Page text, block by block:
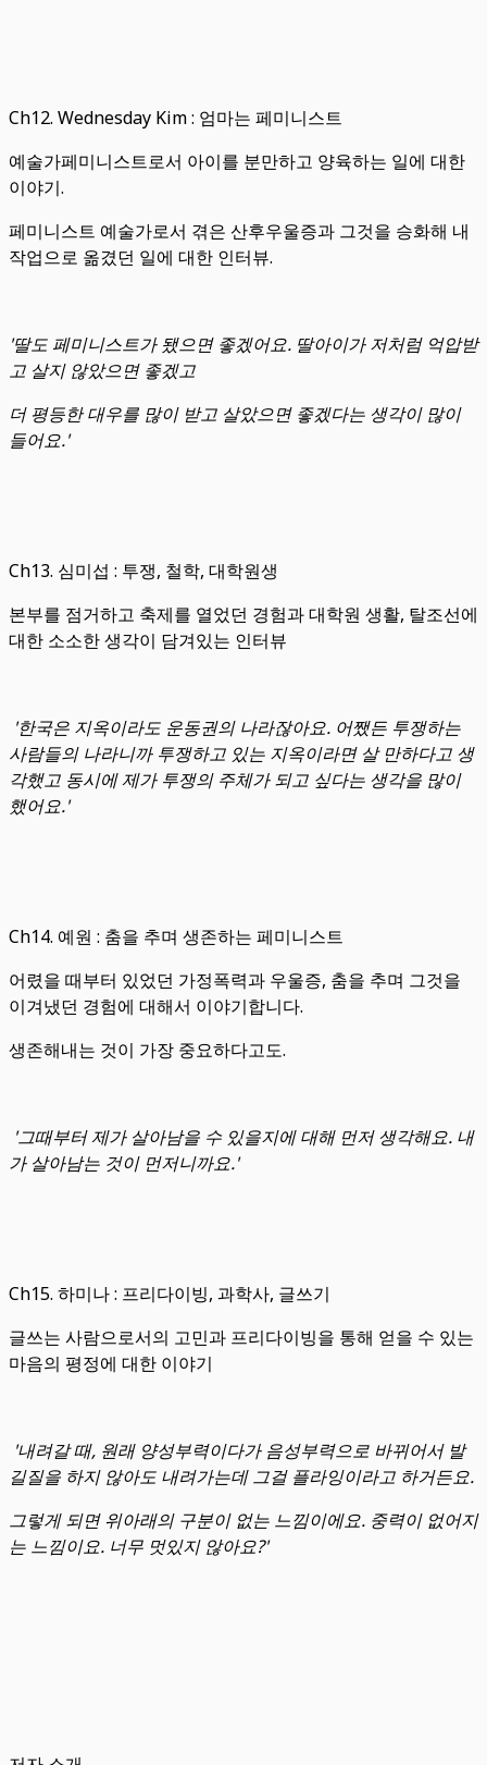
Ch12. Wednesday Kim : 엄마는 페미니스트
예술가페미니스트로서 아이를 분만하고 양육하는 일에 대한
이야기.
페미니스트 예술가로서 겪은 산후우울증과 그것을 승화해 내
작업으로 옮겼던 일에 대한 인터뷰.
'딸도 페미니스트가 됐으면 좋겠어요. 딸아이가 저처럼 억압받
고 살지 않았으면 좋겠고
더 평등한 대우를 많이 받고 살았으면 좋겠다는 생각이 많이
들어요.'
Ch13. 심미섭 : 투쟁, 철학, 대학원생
본부를 점거하고 축제를 열었던 경험과 대학원 생활, 탈조선에
대한 소소한 생각이 담겨있는 인터뷰
'한국은 지옥이라도 운동권의 나라잖아요. 어쨌든 투쟁하는
사람들의 나라니까 투쟁하고 있는 지옥이라면 살 만하다고 생
각했고 동시에 제가 투쟁의 주체가 되고 싶다는 생각을 많이
했어요.'
Ch14. 예원 : 춤을 추며 생존하는 페미니스트
어렸을 때부터 있었던 가정폭력과 우울증, 춤을 추며 그것을
이겨냈던 경험에 대해서 이야기합니다.
생존해내는 것이 가장 중요하다고도.
'그때부터 제가 살아남을 수 있을지에 대해 먼저 생각해요. 내
가 살아남는 것이 먼저니까요.'
Ch15. 하미나 : 프리다이빙, 과학사, 글쓰기
글쓰는 사람으로서의 고민과 프리다이빙을 통해 얻을 수 있는
마음의 평정에 대한 이야기
'내려갈 때, 원래 양성부력이다가 음성부력으로 바뀌어서 발
길질을 하지 않아도 내려가는데 그걸 플라잉이라고 하거든요.
그렇게 되면 위아래의 구분이 없는 느낌이에요. 중력이 없어지
는 느낌이요. 너무 멋있지 않아요?'